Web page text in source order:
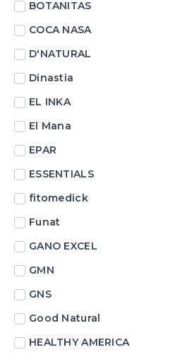
BOTANITAS
COCA NASA
D'NATURAL
Dinastia
EL INKA
El Mana
EPAR
ESSENTIALS
fitomedick
Funat
GANO EXCEL
GMN
GNS
Good Natural
HEALTHY AMERICA